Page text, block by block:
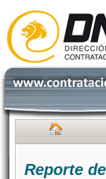
Reporte